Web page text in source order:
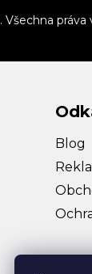
. Všechna práva
Blog